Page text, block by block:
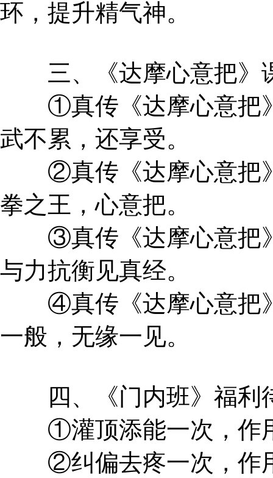
环，提升精气神。
三、《达摩心意把》
①真传《达摩心意把》
武不累，还享受。
②真传《达摩心意把》
拳之王，心意把。
③真传《达摩心意把》
与力抗衡见真经。
④真传《达摩心意把》
一般，无缘一见。
四、《门内班》福利
①灌顶添能一次，作
②纠偏去疼一次，作